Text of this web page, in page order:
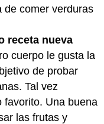
de comer verduras
receta nueva
cuerpo le gusta la
de probar
Tal vez
favorito. Una buena
las frutas y